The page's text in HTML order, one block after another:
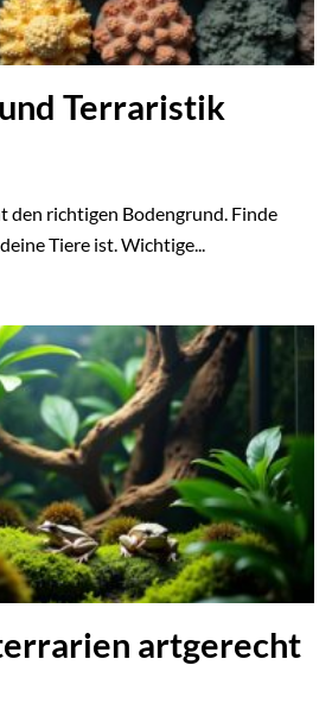
Terraristik
den richtigen Bodengrund. Finde
Tiere ist. Wichtige...
artgerecht